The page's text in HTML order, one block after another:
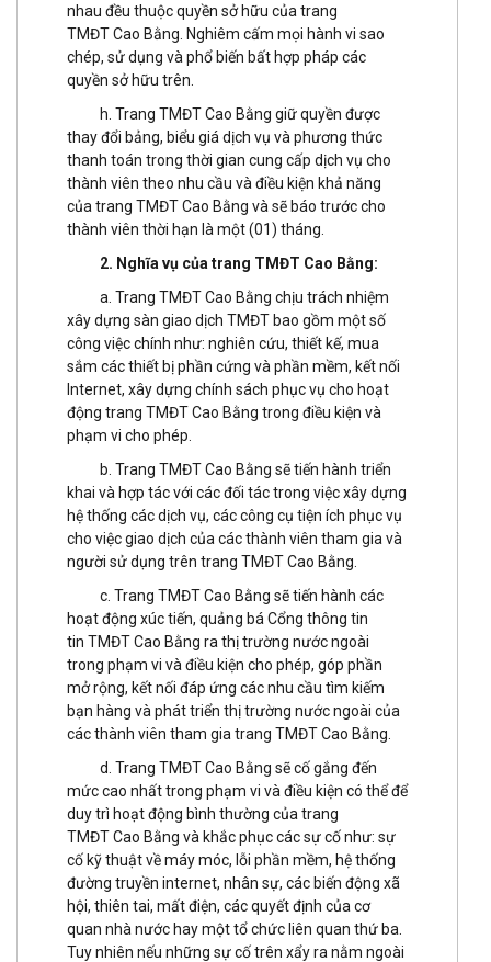
nhau đều thuộc quyền sở hữu của trang
TMĐT Cao Bằng. Nghiêm cấm mọi hành vi sao
chép, sử dụng và phổ biến bất hợp pháp các
quyền sở hữu trên.
h. Trang TMĐT Cao Bằng giữ quyền được
thay đổi bảng, biểu giá dịch vụ và phương thức
thanh toán trong thời gian cung cấp dịch vụ cho
thành viên theo nhu cầu và điều kiện khả năng
của trang TMĐT Cao Bằng và sẽ báo trước cho
thành viên thời hạn là một (01) tháng.
2. Nghĩa vụ của trang TMĐT Cao Bằng:
a. Trang TMĐT Cao Bằng chịu trách nhiệm
xây dựng sàn giao dịch TMĐT bao gồm một số
công việc chính như: nghiên cứu, thiết kế, mua
sắm các thiết bị phần cứng và phần mềm, kết nối
Internet, xây dựng chính sách phục vụ cho hoạt
động trang TMĐT Cao Bằng trong điều kiện và
phạm vi cho phép.
b. Trang TMĐT Cao Bằng sẽ tiến hành triển
khai và hợp tác với các đối tác trong việc xây dựng
hệ thống các dịch vụ, các công cụ tiện ích phục vụ
cho việc giao dịch của các thành viên tham gia và
người sử dụng trên trang TMĐT Cao Bằng.
c. Trang TMĐT Cao Bằng sẽ tiến hành các
hoạt động xúc tiến, quảng bá Cổng thông tin
tin TMĐT Cao Bằng ra thị trường nước ngoài
trong phạm vi và điều kiện cho phép, góp phần
mở rộng, kết nối đáp ứng các nhu cầu tìm kiếm
bạn hàng và phát triển thị trường nước ngoài của
các thành viên tham gia trang TMĐT Cao Bằng.
d. Trang TMĐT Cao Bằng sẽ cố gắng đến
mức cao nhất trong phạm vi và điều kiện có thể để
duy trì hoạt động bình thường của trang
TMĐT Cao Bằng và khắc phục các sự cố như: sự
cố kỹ thuật về máy móc, lỗi phần mềm, hệ thống
đường truyền internet, nhân sự, các biến động xã
hội, thiên tai, mất điện, các quyết định của cơ
quan nhà nước hay một tổ chức liên quan thứ ba.
Tuy nhiên nếu những sự cố trên xẩy ra nằm ngoài